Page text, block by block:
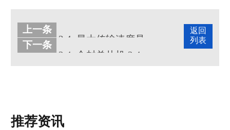
返回
列表
上一条
下一条
推荐资讯